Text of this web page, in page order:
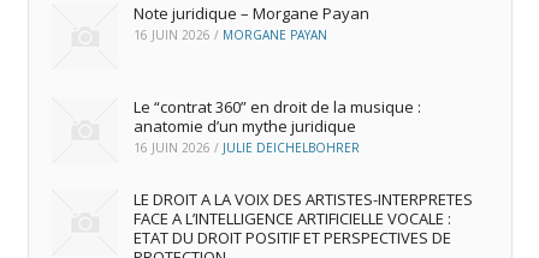
Note juridique – Morgane Payan
16 JUIN 2026 / MORGANE PAYAN
Le “contrat 360” en droit de la musique :
anatomie d’un mythe juridique
16 JUIN 2026 / JULIE DEICHELBOHRER
LE DROIT A LA VOIX DES ARTISTES-INTERPRETES
FACE A L’INTELLIGENCE ARTIFICIELLE VOCALE :
ETAT DU DROIT POSITIF ET PERSPECTIVES DE